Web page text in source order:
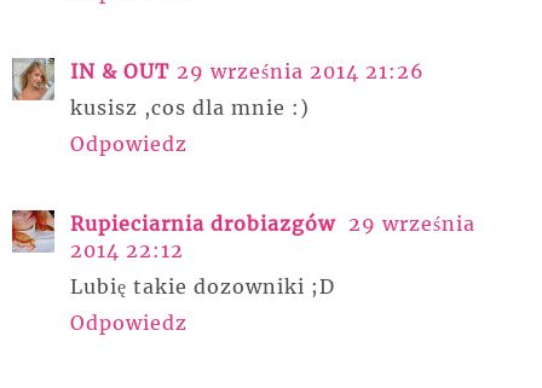
IN & OUT 29 września 2014 21:26
kusisz ,cos dla mnie :)
Odpowiedz
Rupieciarnia drobiazgów 29 września
2014 22:12
Lubię takie dozowniki ;D
Odpowiedz